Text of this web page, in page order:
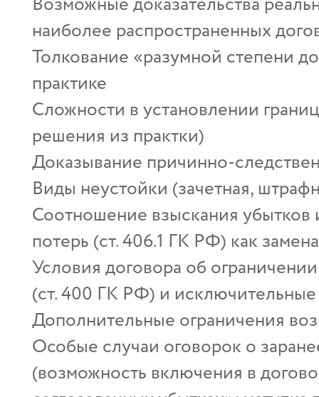
наиболее распространенных
Толкование «разумной степени
практике
Сложности в установлении
решения из практки)
Доказывание причинно-
Виды неустойки (зачетная,
Соотношение взыскания
потерь (ст. 406.1 ГК РФ) как
Условия договора об
(ст. 400 ГК РФ) и
Дополнительные ограничения
Особые случаи оговорок о
(возможность включения в